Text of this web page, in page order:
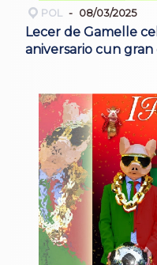
POL 08/03/2025
Lecer de Gamelle
aniversario cun gran